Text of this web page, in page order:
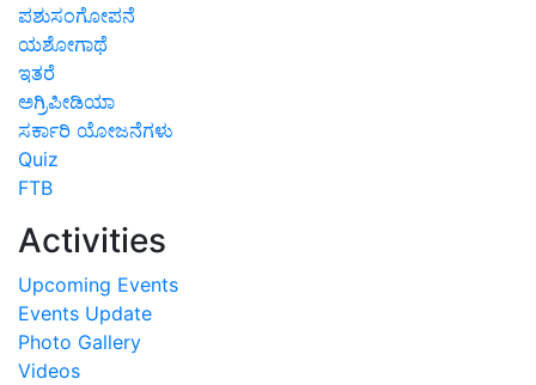
ಪಶುಸಂಗೋಪನೆ
ಯಶೋಗಾಥೆ
ಇತರೆ
ಅಗ್ರಿಪೀಡಿಯಾ
ಸರ್ಕಾರಿ ಯೋಜನೆಗಳು
Quiz
FTB
Activities
Upcoming Events
Events Update
Photo Gallery
Videos